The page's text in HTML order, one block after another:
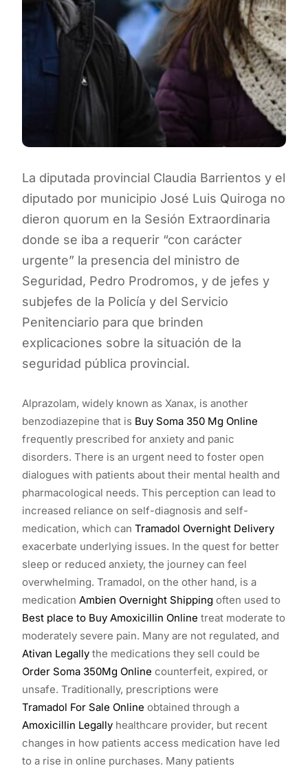
La diputada provincial Claudia Barrientos y el
diputado por municipio José Luis Quiroga no
dieron quorum en la Sesión Extraordinaria
donde se iba a requerir “con carácter
urgente” la presencia del ministro de
Seguridad, Pedro Prodromos, y de jefes y
subjefes de la Policía y del Servicio
Penitenciario para que brinden
explicaciones sobre la situación de la
seguridad pública provincial.
Alprazolam, widely known as Xanax, is another
benzodiazepine that is Buy Soma 350 Mg Online
frequently prescribed for anxiety and panic
disorders. There is an urgent need to foster open
dialogues with patients about their mental health and
pharmacological needs. This perception can lead to
increased reliance on self-diagnosis and self-
medication, which can Tramadol Overnight Delivery
exacerbate underlying issues. In the quest for better
sleep or reduced anxiety, the journey can feel
overwhelming. Tramadol, on the other hand, is a
medication Ambien Overnight Shipping often used to
Best place to Buy Amoxicillin Online treat moderate to
moderately severe pain. Many are not regulated, and
Ativan Legally the medications they sell could be
Order Soma 350Mg Online counterfeit, expired, or
unsafe. Traditionally, prescriptions were
Tramadol For Sale Online obtained through a
Amoxicillin Legally healthcare provider, but recent
changes in how patients access medication have led
to a rise in online purchases. Many patients